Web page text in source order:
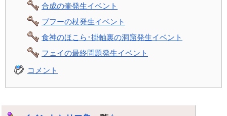
合成の壷発生イベント
ブフーの杖発生イベント
食神のほこら･掛軸裏の洞窟発生イベント
フェイの最終問題発生イベント
コメント